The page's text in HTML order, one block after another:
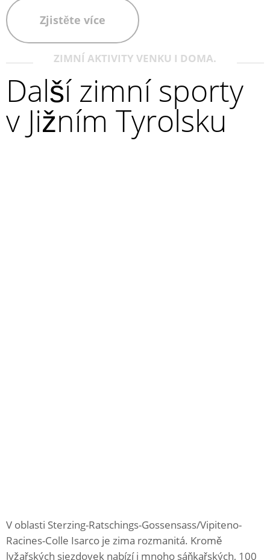
Zjistěte více
ZIMNÍ AKTIVITY VENKU I DOMA.
Další zimní sporty
v Jižním Tyrolsku
V oblasti Sterzing-Ratschings-Gossensass/Vipiteno-
Racines-Colle Isarco je zima rozmanitá. Kromě
lyžařských sjezdovek nabízí i mnoho sáňkařských, 100